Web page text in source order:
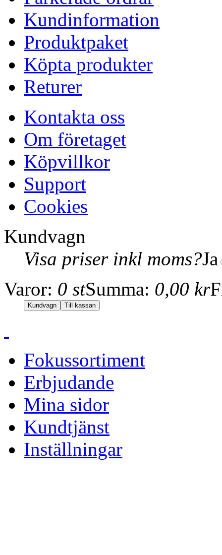
Kundinformation
Produktpaket
Köpta produkter
Returer
Kontakta oss
Om företaget
Köpvillkor
Support
Cookies
Kundvagn
Visa priser inkl moms?Ja
Varor: 0 stSumma: 0,00 kr
Fokussortiment
Erbjudande
Mina sidor
Kundtjänst
Inställningar